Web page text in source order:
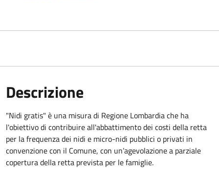
Descrizione
"Nidi gratis" è una misura di Regione Lombardia che ha
l'obiettivo di contribuire all'abbattimento dei costi della retta
per la frequenza dei nidi e micro-nidi pubblici o privati in
convenzione con il Comune, con un’agevolazione a parziale
copertura della retta prevista per le famiglie.